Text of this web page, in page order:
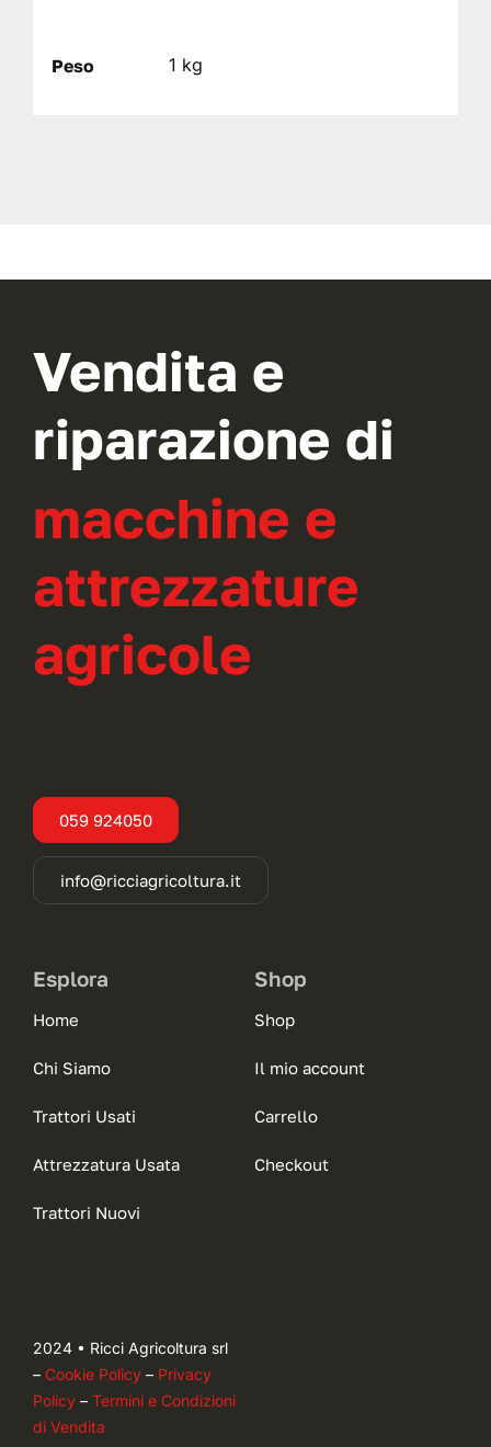
Peso 1 kg
Vendita e
riparazione di
macchine e
attrezzature
agricole
059 924050
info@ricciagricoltura.it
Esplora
Home
Chi Siamo
Trattori Usati
Attrezzatura Usata
Trattori Nuovi
Shop
Shop
Il mio account
Carrello
Checkout
2024 • Ricci Agricoltura srl
– Cookie Policy– Privacy
Policy– Termini e Condizioni
di Vendita